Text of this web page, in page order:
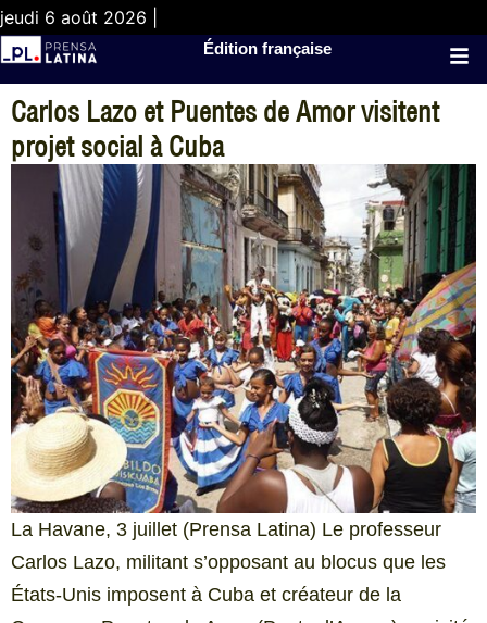
jeudi 6 août 2026 |
Édition française
Carlos Lazo et Puentes de Amor visitent
projet social à Cuba
La Havane, 3 juillet (Prensa Latina) Le professeur
Carlos Lazo, militant s’opposant au blocus que les
États-Unis imposent à Cuba et créateur de la